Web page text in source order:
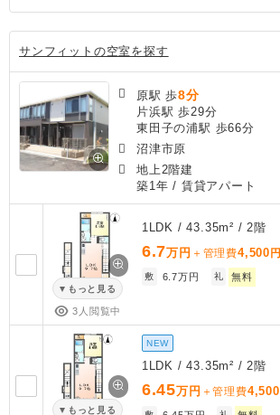
サンフィットの空室を探す
原駅 歩8分
片浜駅 歩29分
東田子の浦駅 歩66分
沼津市原
地上2階建
築1年 / 賃貸アパート
もっと見る
3人閲覧中
1LDK / 43.35m² / 2階
6.7万円 ＋管理費4,500 円
敷 6.7万円 礼 無料
もっと見る
NEW
1LDK / 43.35m² / 2階
6.45万円 ＋管理費4,500